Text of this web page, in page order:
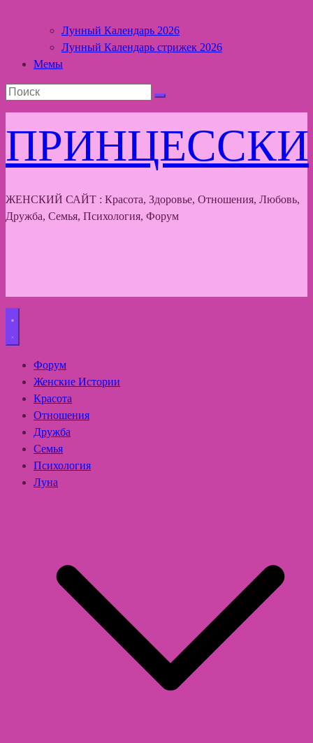
Лунный Календарь 2026
Лунный Календарь стрижек 2026
Мемы
ПРИНЦЕССКИ
ЖЕНСКИЙ САЙТ : Красота, Здоровье, Отношения, Любовь,
Дружба, Семья, Психология, Форум
Форум
Женские Истории
Красота
Отношения
Дружба
Семья
Психология
Луна